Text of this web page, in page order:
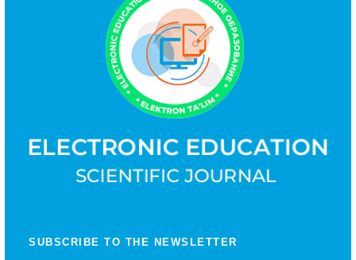
SUBSCRIBE TO THE NEWSLETTER